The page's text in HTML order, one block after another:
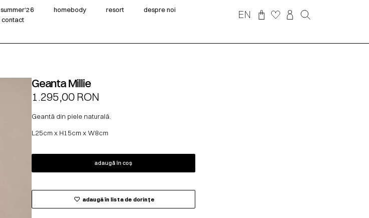
summer‘26 homebody resort
despre noi
contact
EN
Geanta Millie
1.295,00RON
Geantă din piele naturală.
L25cm x H15cm x W8cm
adaugă în coș
adaugă în lista de dorințe